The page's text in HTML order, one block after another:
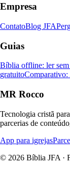
Empresa
ContatoBlog JFA
Guias
Bíblia offline: ler
gratuitoComparativo:
MR Rocco
Tecnologia cristã
parcerias de
App para igrejas
© 2026 Bíblia JFA ·